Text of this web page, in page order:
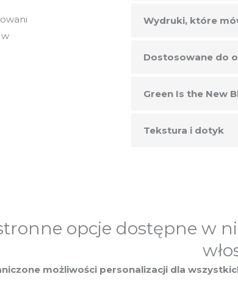
Wydruki, które
Dostosowane do
Green Is the New
Tekstura i dotyk
opcje dostępne w
możliwości personalizacji dla